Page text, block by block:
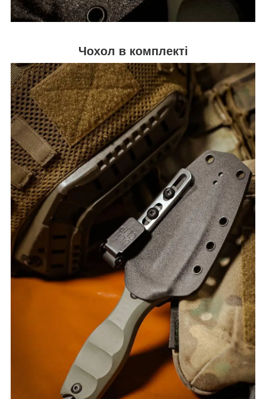
Чохол в комплекті